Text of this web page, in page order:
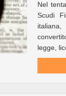
Nel
Scudi
legge,